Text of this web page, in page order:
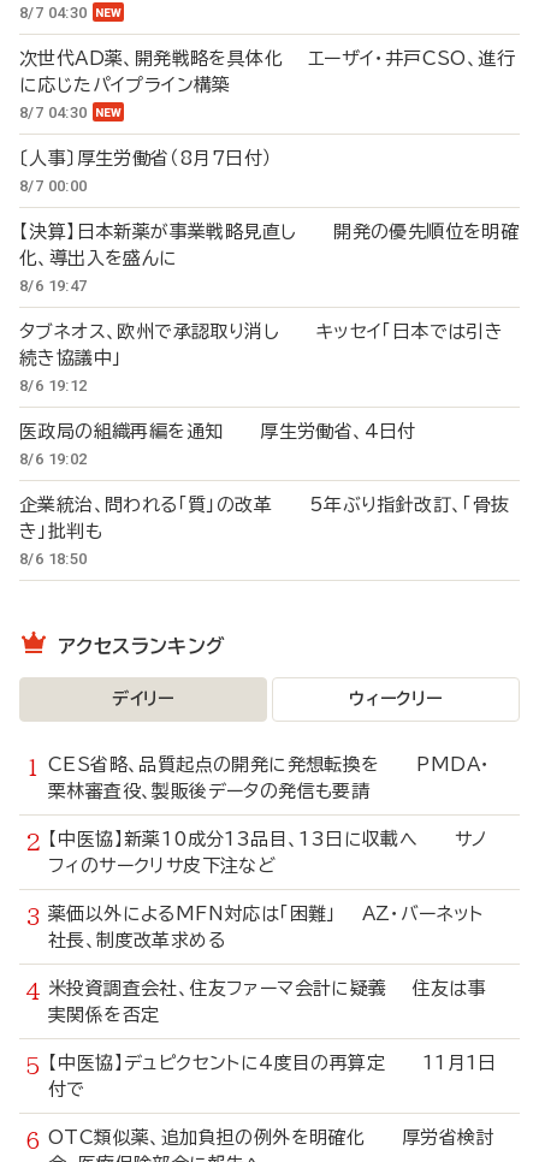
8/7 04:30
次世代AD薬、開発戦略を具体化 エーザイ・井戸CSO、進行
に応じたパイプライン構築
8/7 04:30
〔人事〕厚生労働省（8月7日付）
8/7 00:00
【決算】日本新薬が事業戦略見直し 開発の優先順位を明確
化、導出入を盛んに
8/6 19:47
タブネオス、欧州で承認取り消し キッセイ「日本では引き
続き協議中」
8/6 19:12
医政局の組織再編を通知 厚生労働省、4日付
8/6 19:02
企業統治、問われる「質」の改革 5年ぶり指針改訂、「骨抜
き」批判も
8/6 18:50
アクセスランキング
デイリー ウィークリー
CES省略、品質起点の開発に発想転換を PMDA・
栗林審査役、製販後データの発信も要請
【中医協】新薬10成分13品目、13日に収載へ サノ
フィのサークリサ皮下注など
薬価以外によるMFN対応は「困難」 AZ・バーネット
社長、制度改革求める
米投資調査会社、住友ファーマ会計に疑義 住友は事
実関係を否定
【中医協】デュピクセントに4度目の再算定 11月1日
付で
OTC類似薬、追加負担の例外を明確化 厚労省検討